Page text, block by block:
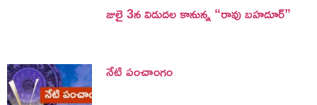
జులై 3న విడుదల కానున్న “రావు బహదూర్”
నేటి పంచాంగం